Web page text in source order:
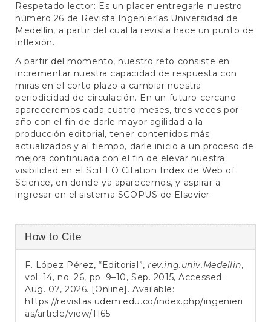
Respetado lector: Es un placer entregarle nuestro
número 26 de Revista Ingenierías Universidad de
Medellín, a partir del cual la revista hace un punto de
inflexión.
A partir del momento, nuestro reto consiste en
incrementar nuestra capacidad de respuesta con
miras en el corto plazo a cambiar nuestra
periodicidad de circulación. En un futuro cercano
apareceremos cada cuatro meses, tres veces por
año con el fin de darle mayor agilidad a la
producción editorial, tener contenidos más
actualizados y al tiempo, darle inicio a un proceso de
mejora continuada con el fin de elevar nuestra
visibilidad en el SciELO Citation Index de Web of
Science, en donde ya aparecemos, y aspirar a
ingresar en el sistema SCOPUS de Elsevier.
Article
Details
How to Cite
F. López Pérez, “Editorial”, rev.ing.univ.Medellin,
vol. 14, no. 26, pp. 9–10, Sep. 2015, Accessed:
Aug. 07, 2026. [Online]. Available:
https://revistas.udem.edu.co/index.php/ingenieri
as/article/view/1165